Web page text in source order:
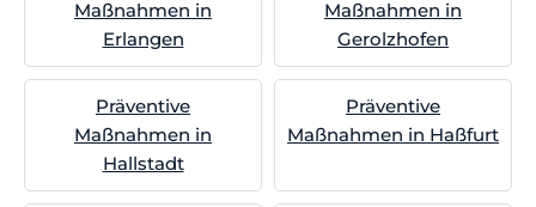
Maßnahmen in
Erlangen
Maßnahmen in
Gerolzhofen
Präventive
Maßnahmen in
Hallstadt
Präventive
Maßnahmen in Haßfurt